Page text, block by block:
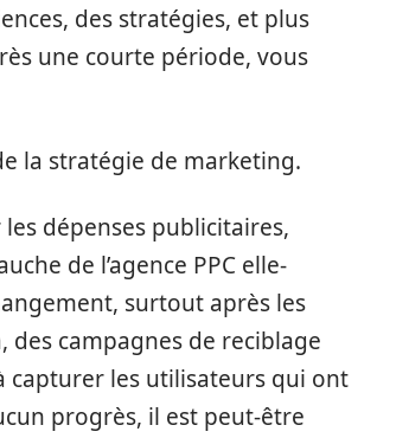
des stratégies, et plus
une courte période, vous
la stratégie de marketing.
dépenses publicitaires,
de l’agence PPC elle-
surtout après les
des campagnes de reciblage
capturer les utilisateurs qui ont
progrès, il est peut-être